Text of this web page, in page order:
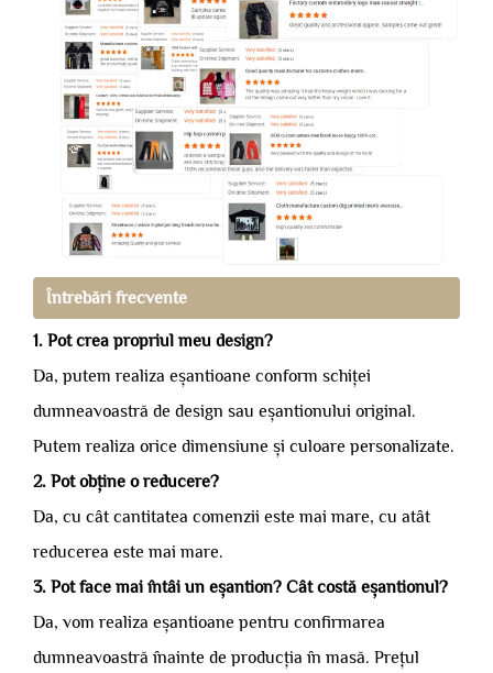
Întrebări frecvente
1. Pot crea propriul meu design?
Da, putem realiza eșantioane conform schiței
dumneavoastră de design sau eșantionului original.
Putem realiza orice dimensiune și culoare personalizate.
2. Pot obține o reducere?
Da, cu cât cantitatea comenzii este mai mare, cu atât
reducerea este mai mare.
3. Pot face mai întâi un eșantion? Cât costă eșantionul?
Da, vom realiza eșantioane pentru confirmarea
dumneavoastră înainte de producția în masă. Prețul